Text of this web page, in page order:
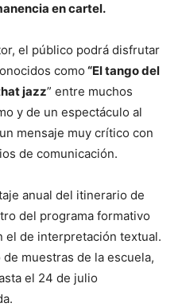
en cartel.
el público podrá disfrutar
como “El tango del
jazz” entre muchos
y de un espectáculo al
mensaje muy crítico con
de comunicación.
anual del itinerario de
del programa formativo
el de interpretación textual.
muestras de la escuela,
el 24 de julio